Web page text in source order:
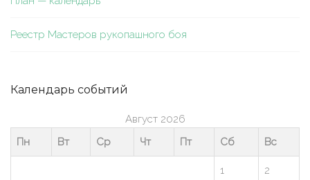
Реестр Мастеров рукопашного боя
Календарь событий
Август 2026
Пн
Вт Ср Чт Пт Сб Вс
1 2